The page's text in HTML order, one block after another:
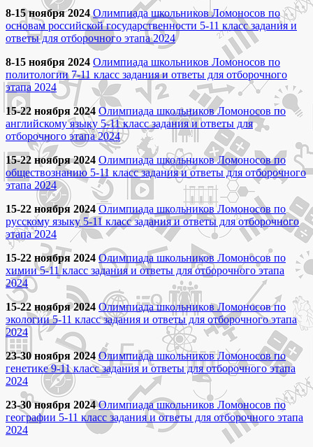
8-15 ноября 2024 Олимпиада школьников Ломоносов по
основам российской государственности 5-11 класс задания и
ответы для отборочного этапа 2024
8-15 ноября 2024 Олимпиада школьников Ломоносов по
политологии 7-11 класс задания и ответы для отборочного
этапа 2024
15-22 ноября 2024 Олимпиада школьников Ломоносов по
английскому языку 5-11 класс задания и ответы для
отборочного этапа 2024
15-22 ноября 2024 Олимпиада школьников Ломоносов по
обществознанию 5-11 класс задания и ответы для отборочного
этапа 2024
15-22 ноября 2024 Олимпиада школьников Ломоносов по
русскому языку 5-11 класс задания и ответы для отборочного
этапа 2024
15-22 ноября 2024 Олимпиада школьников Ломоносов по
химии 5-11 класс задания и ответы для отборочного этапа
2024
15-22 ноября 2024 Олимпиада школьников Ломоносов по
экологии 5-11 класс задания и ответы для отборочного этапа
2024
23-30 ноября 2024 Олимпиада школьников Ломоносов по
генетике 9-11 класс задания и ответы для отборочного этапа
2024
23-30 ноября 2024 Олимпиада школьников Ломоносов по
географии 5-11 класс задания и ответы для отборочного этапа
2024